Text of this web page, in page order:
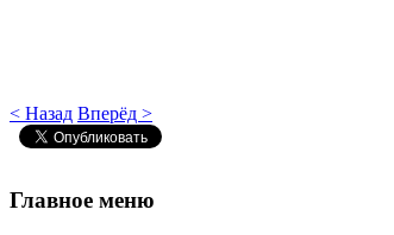
< Назад Вперёд >
Главное меню